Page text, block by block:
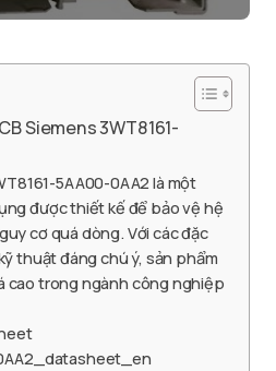
Siemens 3WT8161-
5AA00-0AA2 là một
được thiết kế để bảo vệ hệ
cơ quá dòng. Với các đặc
thuật đáng chú ý, sản phẩm
cao trong ngành công nghiệp